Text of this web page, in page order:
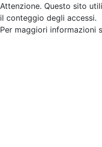
Attenzione. Questo sito
il conteggio degli accessi.
Per maggiori informazioni